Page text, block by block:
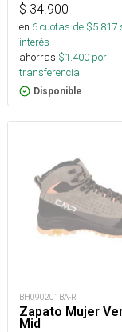
$ 34.900
en 6cuotas de $5.817
interés
ahorras $1.400 por
transferencia.
Disponible
BH090201BA-R
Zapato Mujer
Mid